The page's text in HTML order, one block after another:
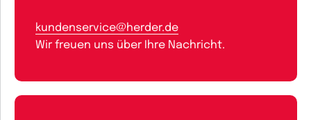
kundenservice@herder.de
Wir freuen uns über Ihre Nachricht.